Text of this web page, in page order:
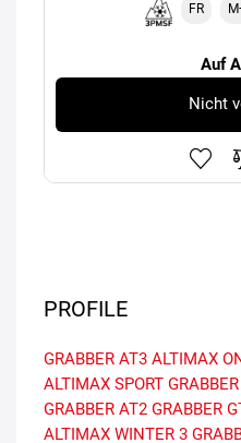
FR
Auf
Nicht
PROFILE
GRABBER AT3 ALTIMAX
ALTIMAX SPORT
GRABBER AT2 GRABBER
ALTIMAX WINTER 3